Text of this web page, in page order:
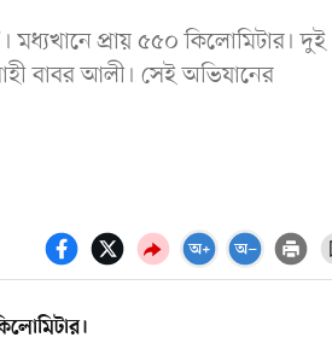
মধ্যখানে প্রায় ৫৫০ কিলোমিটার। দুই
বাবর আলী। সেই অভিযানের